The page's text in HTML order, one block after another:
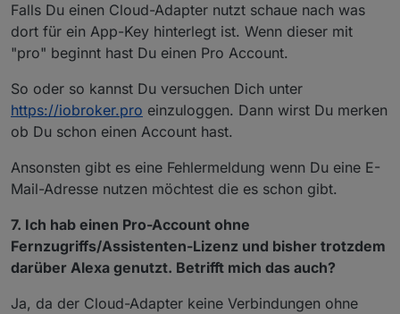
Falls Du einen Cloud-Adapter nutzt schaue nach was
dort für ein App-Key hinterlegt ist. Wenn dieser mit
"pro" beginnt hast Du einen Pro Account.
So oder so kannst Du versuchen Dich unter
https://iobroker.pro einzuloggen. Dann wirst Du merken
ob Du schon einen Account hast.
Ansonsten gibt es eine Fehlermeldung wenn Du eine E-
Mail-Adresse nutzen möchtest die es schon gibt.
7. Ich hab einen Pro-Account ohne
Fernzugriffs/Assistenten-Lizenz und bisher trotzdem
darüber Alexa genutzt. Betrifft mich das auch?
Ja, da der Cloud-Adapter keine Verbindungen ohne